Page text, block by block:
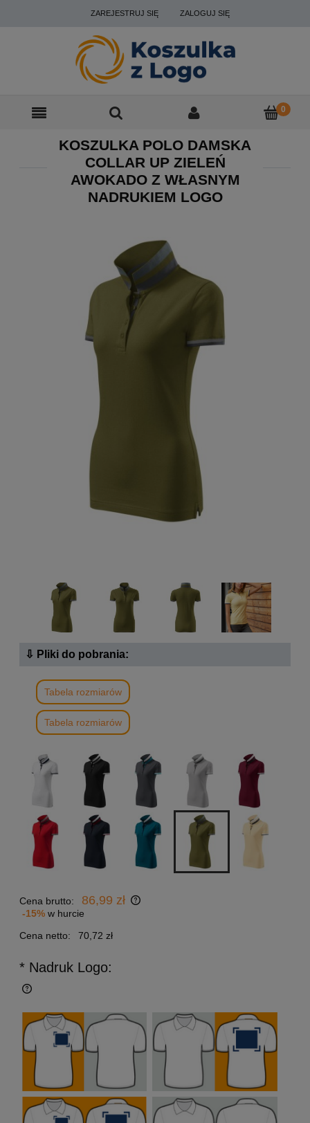
ZAREJESTRUJ SIĘ ZALOGUJ SIĘ
KOSZULKA POLO DAMSKA
COLLAR UP ZIELEŃ
AWOKADO Z WŁASNYM
NADRUKIEM LOGO
⇩ Pliki do pobrania:
Tabela rozmiarów
Tabela rozmiarów
Cena brutto: 86,99 zł
-15% w hurcie
Cena netto:
70,72 zł
* Nadruk Logo: